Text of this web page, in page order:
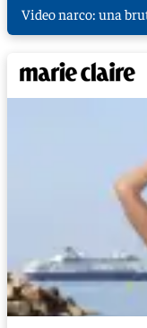
Video narco: una